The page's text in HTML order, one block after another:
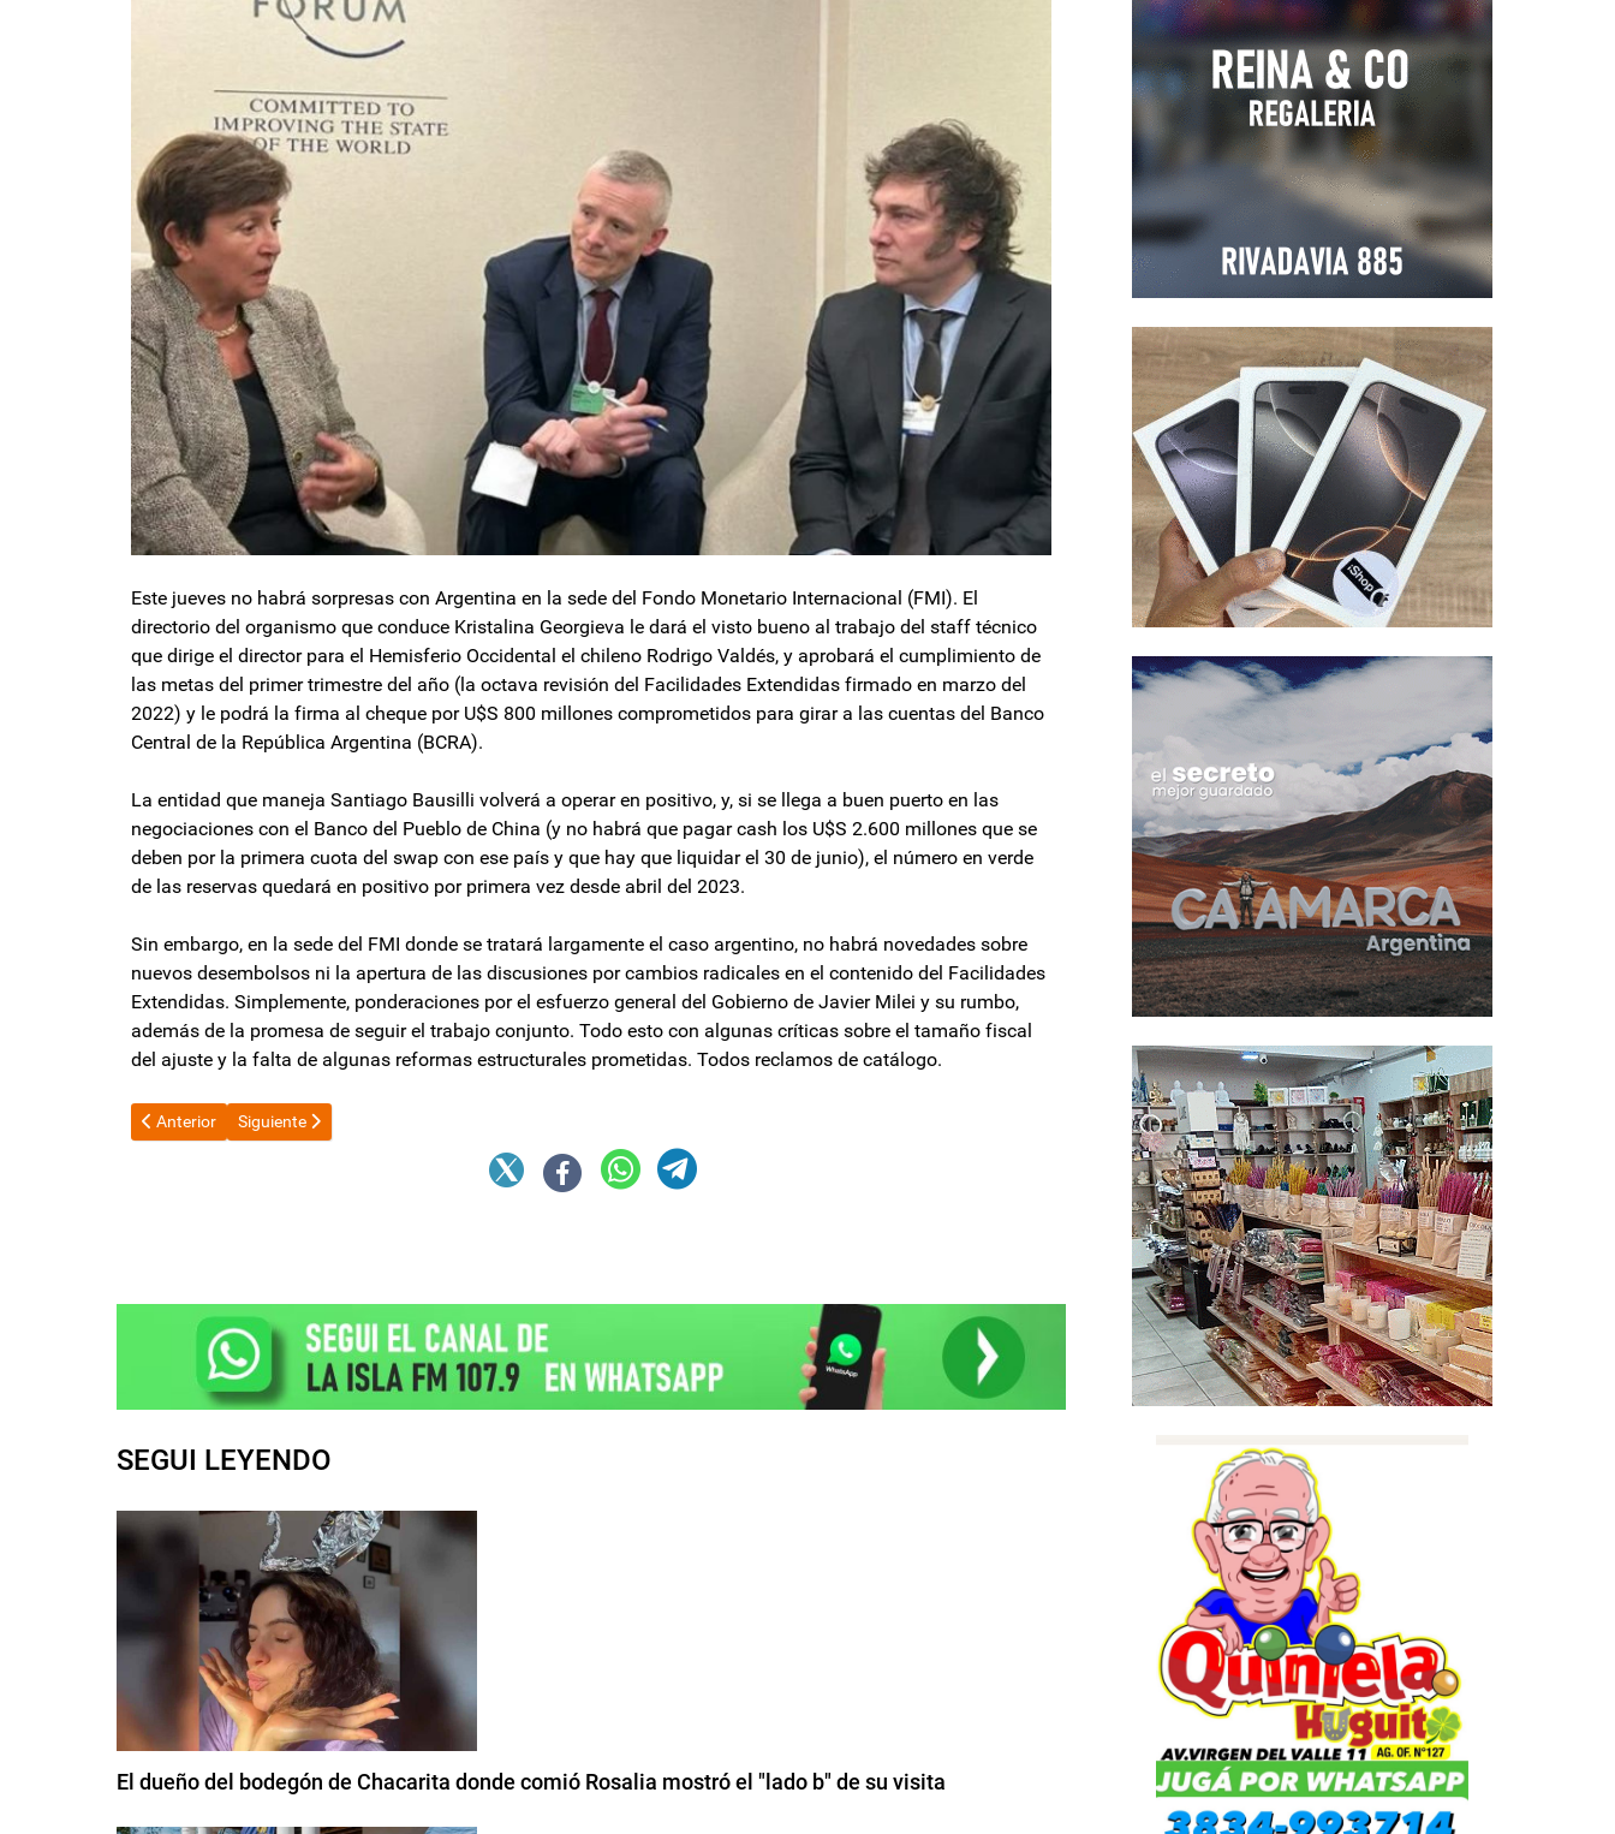
Este jueves no habrá sorpresas con Argentina en la sede del Fondo Monetario Internacional (FMI). El
directorio del organismo que conduce Kristalina Georgieva le dará el visto bueno al trabajo del staff técnico
que dirige el director para el Hemisferio Occidental el chileno Rodrigo Valdés, y aprobará el cumplimiento de
las metas del primer trimestre del año (la octava revisión del Facilidades Extendidas firmado en marzo del
2022) y le podrá la firma al cheque por U$S 800 millones comprometidos para girar a las cuentas del Banco
Central de la República Argentina (BCRA).
La entidad que maneja Santiago Bausilli volverá a operar en positivo, y, si se llega a buen puerto en las
negociaciones con el Banco del Pueblo de China (y no habrá que pagar cash los U$S 2.600 millones que se
deben por la primera cuota del swap con ese país y que hay que liquidar el 30 de junio), el número en verde
de las reservas quedará en positivo por primera vez desde abril del 2023.
Sin embargo, en la sede del FMI donde se tratará largamente el caso argentino, no habrá novedades sobre
nuevos desembolsos ni la apertura de las discusiones por cambios radicales en el contenido del Facilidades
Extendidas. Simplemente, ponderaciones por el esfuerzo general del Gobierno de Javier Milei y su rumbo,
además de la promesa de seguir el trabajo conjunto. Todo esto con algunas críticas sobre el tamaño fiscal
del ajuste y la falta de algunas reformas estructurales prometidas. Todos reclamos de catálogo.
Artículo anterior: Cupón PBI: Argentina deberá pagar US$1.500 millones por un juicio perdido en Reino Unido
Anterior Artículo siguiente: Paquete fiscal: el Senado rechazó cambios en Bienes Personales e impuesto a las Ganancias
Siguiente
SEGUI LEYENDO
El dueño del bodegón de Chacarita donde comió Rosalia mostró el "lado b" de su visita